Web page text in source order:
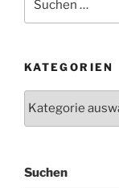
nach:
KATEGORIEN
Suchen